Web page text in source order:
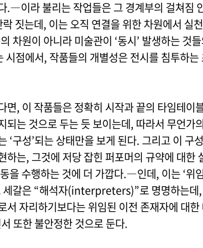
.―이라 불리는 작업들은 그 경계부의 걸쳐짐
짓는데, 이는 오직 연결을 위한 차원에서 실
차원이 아니라 미술관이 ‘동시’ 발생하는 것
점에서, 작품들의 개별성은 전시를 침투하는
면, 이 작품들은 정확히 시작과 끝의 타임테이
되는 것으로 두는 듯 보이는데, 따라서 무언가
‘구성’되는 상태만을 보게 된다. 그리고 이 구
하는, 그것에 저당 잡힌 퍼포머의 규약에 대
을 수행하는 것에 더 가깝다.―인데, 이는 ‘위
세갈은 “해석자(interpreters)”로 명명하는데
서 자리하기보다는 위임된 이전 존재자에 대한
또한 불안정한 것으로 둔다.